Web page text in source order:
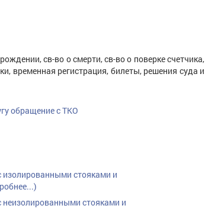
св-во о смерти, св-во о поверке счетчика,
временная регистрация, билеты, решения суда и
обращение с ТКО
стояками и
стояками и